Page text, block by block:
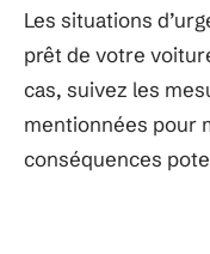
Les situations
prêt de votre
cas, suivez les
mentionnées pour
conséquences